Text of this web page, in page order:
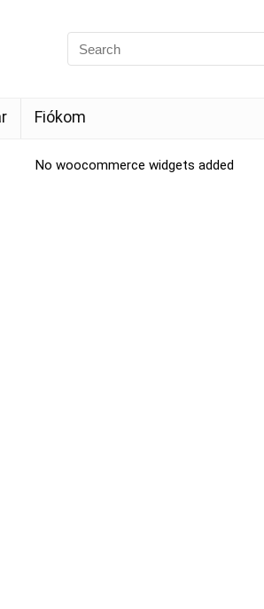
Fiókom
No woocommerce widgets added